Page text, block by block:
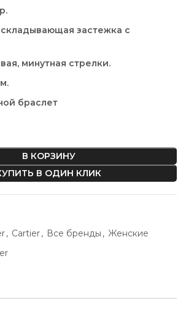
застежка с
минутная стрелки.
браслет
В КОРЗИНУ
В ОДИН КЛИК
, Cartier, Все бренды , Женские